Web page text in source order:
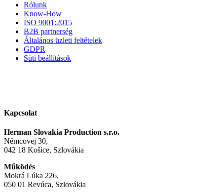
Rólunk
Know-How
ISO 9001:2015
B2B partnerség
Általános üzleti feltételek
GDPR
Süti beállítások
Kapcsolat
Herman Slovakia Production s.r.o.
Němcovej 30,
042 18 Košice, Szlovákia
Működés
Mokrá Lúka 226,
050 01 Revúca, Szlovákia